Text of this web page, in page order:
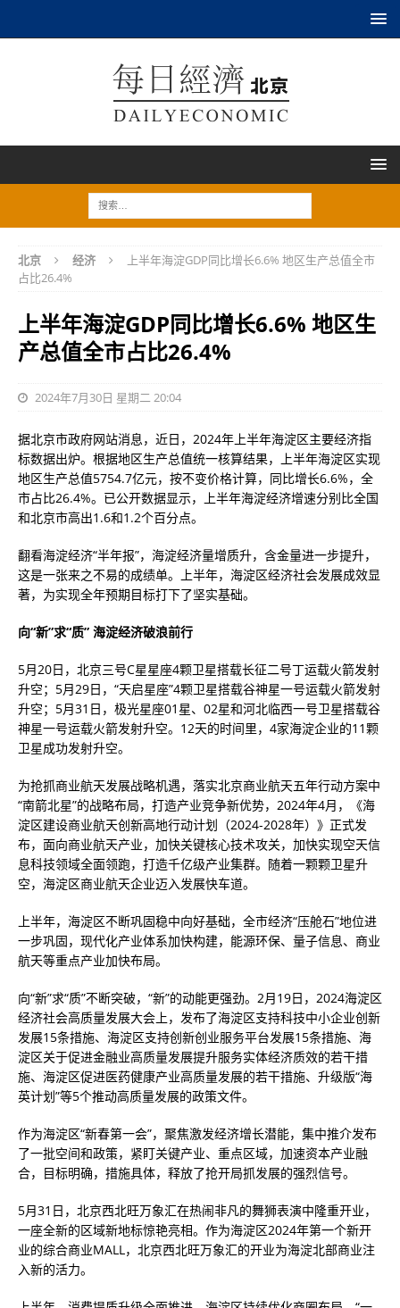
北京 经济
上半年海淀GDP同比增长6.6% 地区生产总值全市
占比26.4%
上半年海淀GDP同比增长6.6% 地区生
产总值全市占比26.4%
2024年7月30日 星期二 20:04
据北京市政府网站消息，近日，2024年上半年海淀区主要经济指
标数据出炉。根据地区生产总值统一核算结果，上半年海淀区实现
地区生产总值5754.7亿元，按不变价格计算，同比增长6.6%，全
市占比26.4%。已公开数据显示，上半年海淀经济增速分别比全国
和北京市高出1.6和1.2个百分点。
翻看海淀经济“半年报”，海淀经济量增质升，含金量进一步提升，
这是一张来之不易的成绩单。上半年，海淀区经济社会发展成效显
著，为实现全年预期目标打下了坚实基础。
向“新”求“质” 海淀经济破浪前行
5月20日，北京三号C星星座4颗卫星搭载长征二号丁运载火箭发射
升空；5月29日，“天启星座”4颗卫星搭载谷神星一号运载火箭发射
升空；5月31日，极光星座01星、02星和河北临西一号卫星搭载谷
神星一号运载火箭发射升空。12天的时间里，4家海淀企业的11颗
卫星成功发射升空。
为抢抓商业航天发展战略机遇，落实北京商业航天五年行动方案中
“南箭北星”的战略布局，打造产业竞争新优势，2024年4月，《海
淀区建设商业航天创新高地行动计划（2024-2028年）》正式发
布，面向商业航天产业，加快关键核心技术攻关，加快实现空天信
息科技领域全面领跑，打造千亿级产业集群。随着一颗颗卫星升
空，海淀区商业航天企业迈入发展快车道。
上半年，海淀区不断巩固稳中向好基础，全市经济“压舱石”地位进
一步巩固，现代化产业体系加快构建，能源环保、量子信息、商业
航天等重点产业加快布局。
向“新”求“质”不断突破，“新”的动能更强劲。2月19日，2024海淀区
经济社会高质量发展大会上，发布了海淀区支持科技中小企业创新
发展15条措施、海淀区支持创新创业服务平台发展15条措施、海
淀区关于促进金融业高质量发展提升服务实体经济质效的若干措
施、海淀区促进医药健康产业高质量发展的若干措施、升级版“海
英计划”等5个推动高质量发展的政策文件。
作为海淀区“新春第一会”，聚焦激发经济增长潜能，集中推介发布
了一批空间和政策，紧盯关键产业、重点区域，加速资本产业融
合，目标明确，措施具体，释放了抢开局抓发展的强烈信号。
5月31日，北京西北旺万象汇在热闹非凡的舞狮表演中隆重开业，
一座全新的区域新地标惊艳亮相。作为海淀区2024年第一个新开
业的综合商业MALL，北京西北旺万象汇的开业为海淀北部商业注
入新的活力。